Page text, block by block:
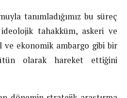
tanımladığımız bu süreç
tahakküm, askeri ve
ve ekonomik ambargo gibi bir
olarak hareket ettiğini